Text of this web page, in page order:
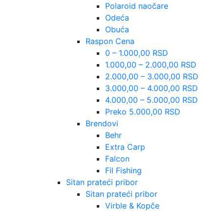
Polaroid naočare
Odeća
Obuća
Raspon Cena
0 – 1.000,00 RSD
1.000,00 – 2.000,00 RSD
2.000,00 – 3.000,00 RSD
3.000,00 – 4.000,00 RSD
4.000,00 – 5.000,00 RSD
Preko 5.000,00 RSD
Brendovi
Behr
Extra Carp
Falcon
Fil Fishing
Sitan prateći pribor
Sitan prateći pribor
Virble & Kopče